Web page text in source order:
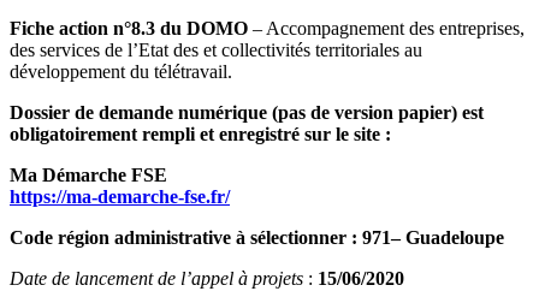
Fiche action n°8.3 du DOMO – Accompagnement des entreprises,
des services de l’Etat des et collectivités territoriales au
développement du télétravail.
Dossier de demande numérique (pas de version papier) est
obligatoirement rempli et enregistré sur le site :
Ma Démarche FSE
https://ma-demarche-fse.fr/
Code région administrative à sélectionner : 971– Guadeloupe
Date de lancement de l’appel à projets : 15/06/2020